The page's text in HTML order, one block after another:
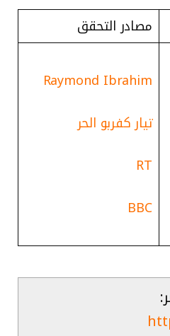
مصادر التحقق
Raymond Ibrahim
تيار كفربو الحر
RT
BBC